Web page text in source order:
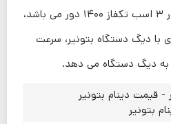
بتونیر برقی ۲۵۰ لیتری، موتور ۳ اسب تکفاز ۱۴۰۰ دور می باشد،
با دیگ دستگاه بتونیر، سرعت
بتونیر